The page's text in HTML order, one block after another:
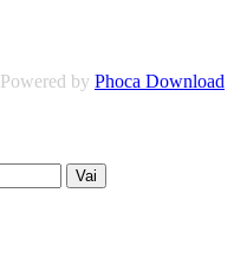
Powered by Phoca Download
Vai